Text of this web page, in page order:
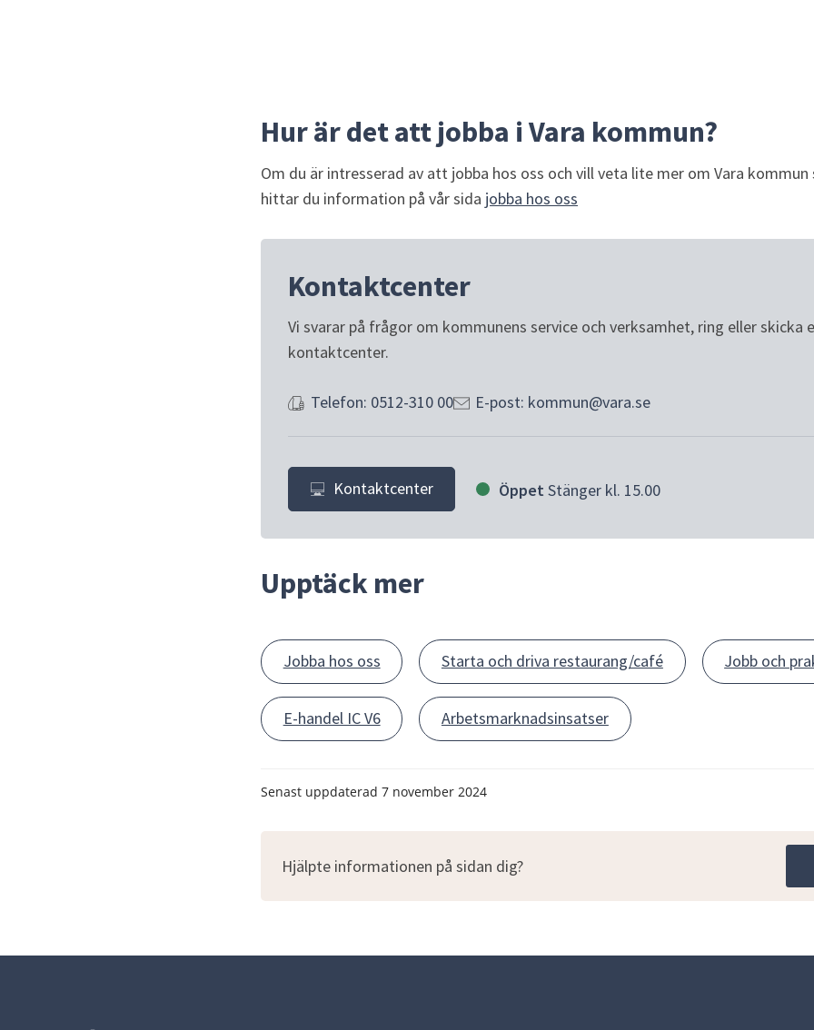
Hur är det att jobba i Vara kommun?
Om du är intresserad av att jobba hos oss och vill veta lite mer om Vara
hittar du information på vår sida jobba hos oss
Kontaktcenter
Vi svarar på frågor om kommunens service och verksamhet, ring eller skicka
kontaktcenter.
Telefon: 0512-310 00 E-post: kommun@vara.se
Kontaktcenter Öppet Stänger kl. 15.00
Upptäck mer
Jobba hos oss Starta och driva restaurang/café Jobb och
E-handel IC V6 Arbetsmarknadsinsatser
Senast uppdaterad 7 november 2024
Hjälpte informationen på sidan dig?